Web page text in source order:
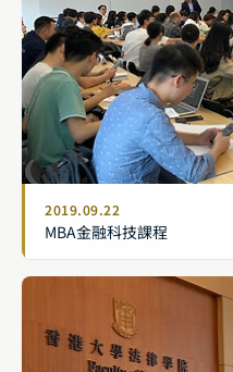
2019.09.22
MBA金融科技課程